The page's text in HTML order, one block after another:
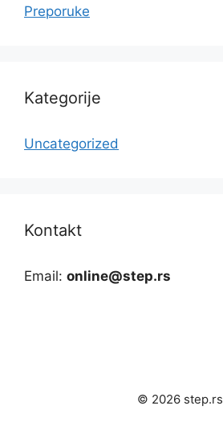
Preporuke
Kategorije
Uncategorized
Kontakt
Email: online@step.rs
© 2026 step.rs